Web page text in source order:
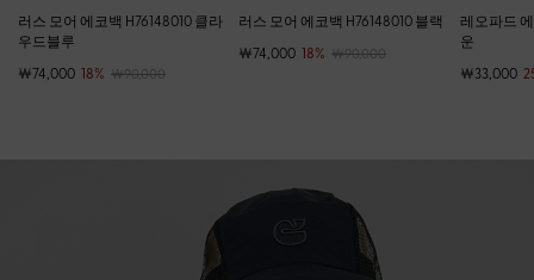
러스 모어 에코백 H76148010 클라
우드블루
￦74,000 18% ￦90,000
러스 모어 에코백 H76148010 블랙
￦74,000 18% ￦90,000
레오파드
운
￦33,000